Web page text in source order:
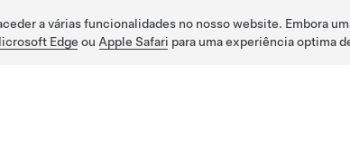
a várias funcionalidades no nosso website. Embora
Edge ou Apple Safari para uma experiência optima